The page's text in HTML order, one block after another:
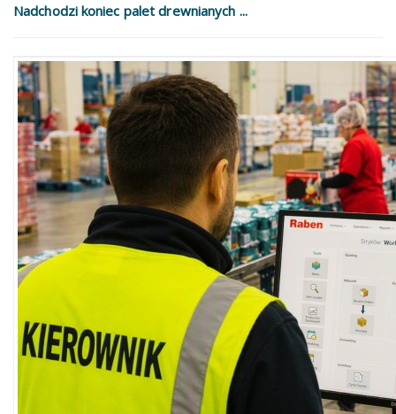
Nadchodzi koniec palet drewnianych ...